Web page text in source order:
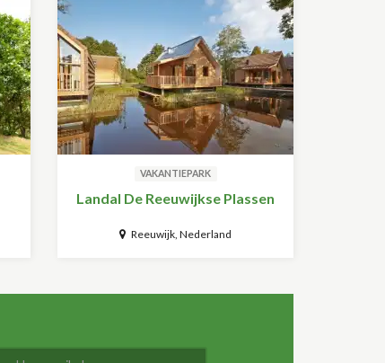
VAKANTIEPARK
Landal De Reeuwijkse Plassen
Reeuwijk, Nederland